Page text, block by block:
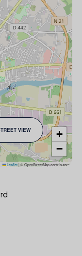
VIEW
+
−
Leaflet|© OpenStreetMap contributors